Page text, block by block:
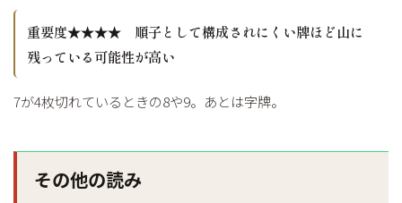
重要度★★★★ 順子として構成されにくい牌ほど山に
残っている可能性が高い
7が4枚切れているときの8や9。あとは字牌。
その他の読み